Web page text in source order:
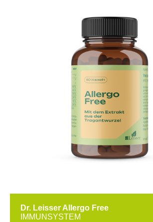
Dr. Leisser Allergo Free
IMMUNSYSTEM